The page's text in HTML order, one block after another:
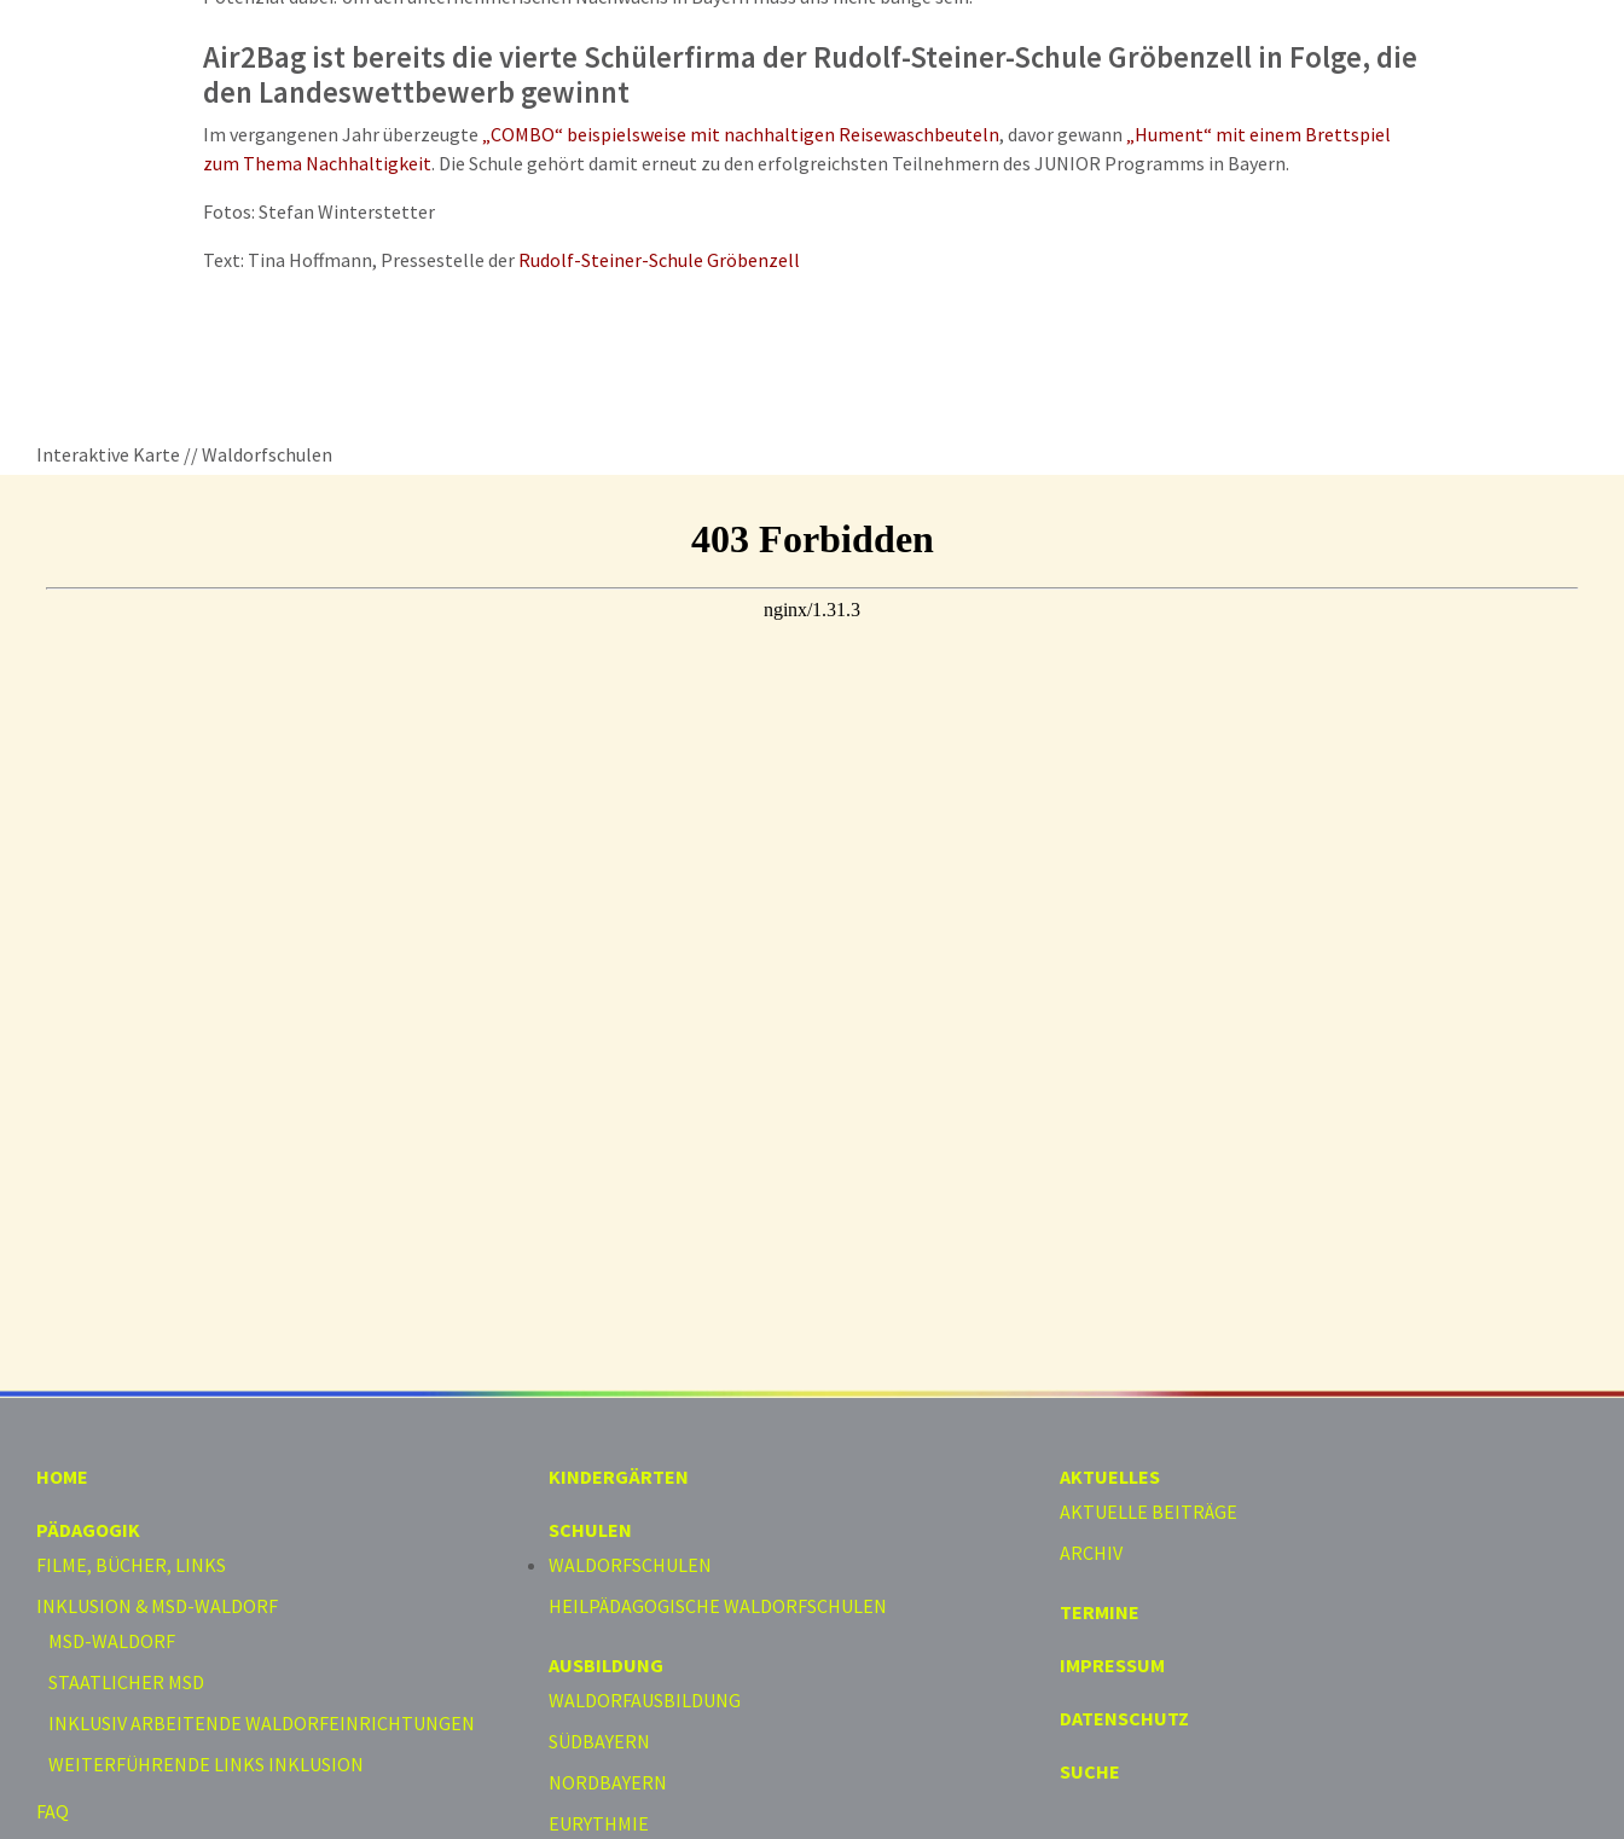
Air2Bag ist bereits die vierte Schülerfirma der Rudolf-Steiner-Schule Gröbenzell in Folge, die
den Landeswettbewerb gewinnt
Im vergangenen Jahr überzeugte „COMBO“ beispielsweise mit nachhaltigen Reisewaschbeuteln, davor gewann „Hument“ mit einem Brettspiel
zum Thema Nachhaltigkeit. Die Schule gehört damit erneut zu den erfolgreichsten Teilnehmern des JUNIOR Programms in Bayern.
Fotos: Stefan Winterstetter
Text: Tina Hoffmann, Pressestelle der Rudolf-Steiner-Schule Gröbenzell
Interaktive Karte // Waldorfschulen
HOME
PÄDAGOGIK
FILME, BÜCHER, LINKS
INKLUSION & MSD-WALDORF
MSD-WALDORF
STAATLICHER MSD
INKLUSIV ARBEITENDE WALDORFEINRICHTUNGEN
WEITERFÜHRENDE LINKS INKLUSION
FAQ
KINDERGÄRTEN
SCHULEN
WALDORFSCHULEN
HEILPÄDAGOGISCHE WALDORFSCHULEN
AUSBILDUNG
WALDORFAUSBILDUNG
SÜDBAYERN
NORDBAYERN
EURYTHMIE
AKTUELLES
AKTUELLE BEITRÄGE
ARCHIV
TERMINE
IMPRESSUM
DATENSCHUTZ
SUCHE